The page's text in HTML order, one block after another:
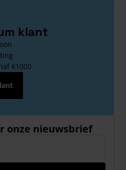
klant
€1000
onze nieuwsbrief